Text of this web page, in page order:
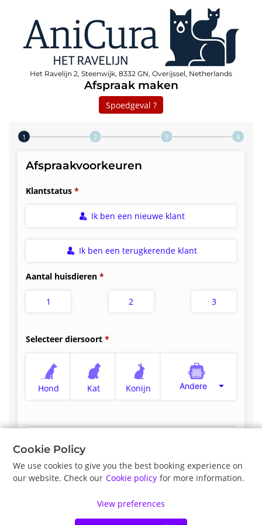
Het Ravelijn 2, Steenwijk, 8332 GN, Overijssel, Netherlands
Afspraak maken
Spoedgeval ?
Step 1 of 4
Afspraakvoorkeuren
Klantstatus
Ik ben een nieuwe klant
Ik ben een terugkerende klant
Aantal huisdieren
1 2 3
Selecteer diersoort
Hond Kat Konijn Andere
Cookie Policy
We use cookies to give you the best booking experience on
our website. Check our Cookie policy for more information.
View preferences